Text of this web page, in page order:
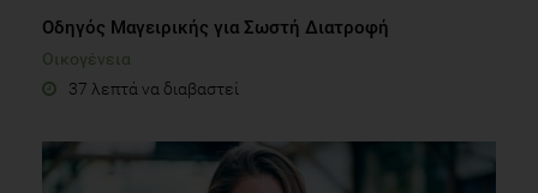
Οδηγός Μαγειρικής για Σωστή Διατροφή
Οικογένεια
37 λεπτά να διαβαστεί